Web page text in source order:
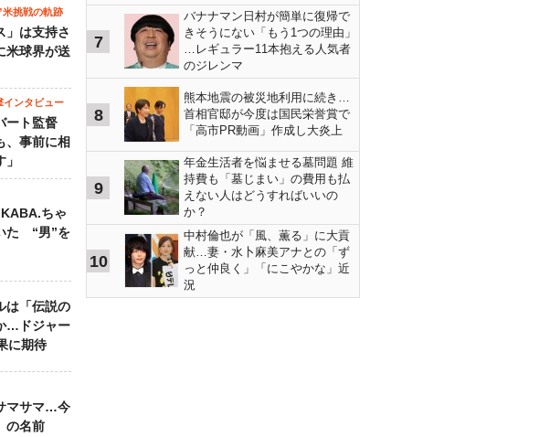
米挑戦の軌跡
」は支持さ
球界が送
インタビュー
ート監督
、事前に相
ちゃ
た “男”を
は「伝説の
…ドジャー
に期待
マサマ…今
の名前
7
バナナマン日村が簡単に復帰で
きそうにない「もう1つの理由」
…レギュラー11本抱える人気者
のジレンマ
8
熊本地震の被災地利用に続き…
首相官邸が今度は国民栄誉賞で
「高市PR動画」作成し大炎上
9
年金生活者を悩ませる墓問題 維
持費も「墓じまい」の費用も払
えない人はどうすればいいの
か？
10
中村倫也が「風、薫る」に大貢
献…妻・水卜麻美アナとの「ず
っと仲良く」「にこやかな」近
況